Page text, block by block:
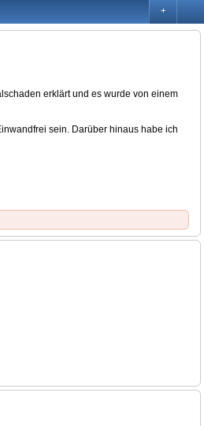
+
erklärt und es wurde von einem
sein. Darüber hinaus habe ich